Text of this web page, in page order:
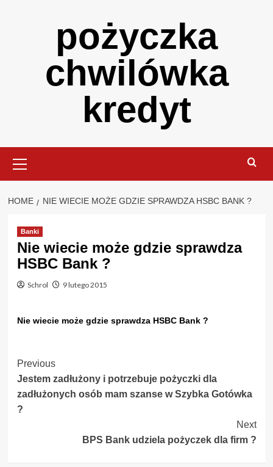
pożyczka
chwilówka
kredyt
Menu
HOME NIE WIECIE MOŻE GDZIE SPRAWDZA HSBC BANK ?
Banki
Nie wiecie może gdzie sprawdza
HSBC Bank ?
Schrol 9 lutego 2015
Nie wiecie może gdzie sprawdza HSBC Bank ?
Post
Navigation
Previous
Jestem zadłużony i potrzebuje pożyczki dla
zadłużonych osób mam szanse w Szybka Gotówka
?
Next
BPS Bank udziela pożyczek dla firm ?